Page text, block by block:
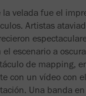
la velada fue el
Artistas
escenario a
de mapping,
con un vídeo con
Una banda